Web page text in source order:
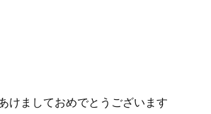
けましておめでとうございます